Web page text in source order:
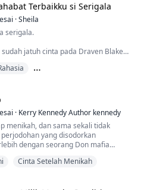
Kini usianya enam belas. Untuk
ia bertemu keluarga kandungnya, tapi
tipe yang langsung ...
Terbaikku si Serigala
·Sheila
serigala.
jatuh cinta pada Draven Blake
dunia gaib yang berjalan beriringan
menyebut dirinya sendiri Tuan
berkuasa, kaya, dan keras
· Kerry Kennedy Author kennedy
menikah, dan sama sekali tidak
yang disodorkan
dengan seorang Don mafia
ayah Lucky: terima pernikahan
Cinta Setelah Menikah